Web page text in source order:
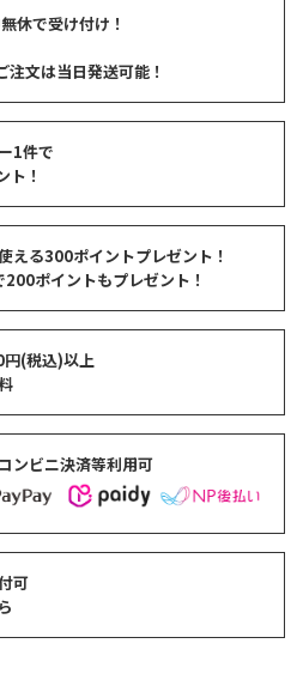
休で受け付け！
文は当日発送可能！
1件で
ト！
える300ポイントプレゼント！
200ポイントもプレゼント！
(税込)以上
ンビニ決済等利用可
可